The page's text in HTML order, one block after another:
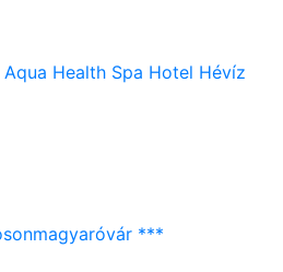
Health Spa Hotel Hévíz
***